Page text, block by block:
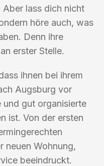
Aber lass dich nicht
höre auch, was
Denn ihre
erster Stelle.
ihnen bei ihrem
Augsburg vor
und gut organisierte
ist. Von der ersten
neuen Wohnung,
beeindruckt.